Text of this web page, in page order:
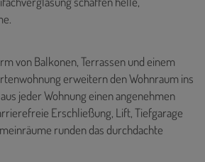
von Balkonen, Terrassen und einem
erweitern den Wohnraum ins
jeder Wohnung einen angenehmen
Erschließung, Lift, Tiefgarage
runden das durchdachte